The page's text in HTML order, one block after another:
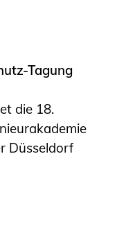
Tagung
die 18.
Düsseldorf